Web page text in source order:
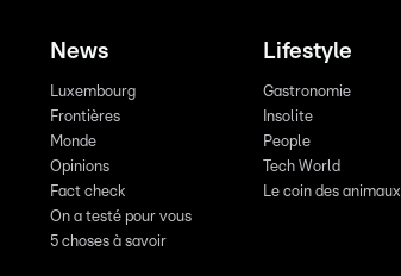
News
Luxembourg
Frontières
Monde
Opinions
Fact check
On a testé pour vous
5 choses à savoir
Lifestyle
Gastronomie
Insolite
People
Tech World
Le coin des animaux